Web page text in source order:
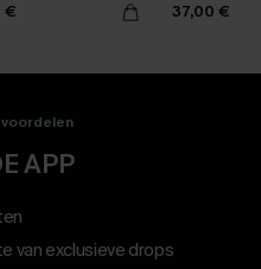
€ 37,00 €
APP
van exclusieve drops